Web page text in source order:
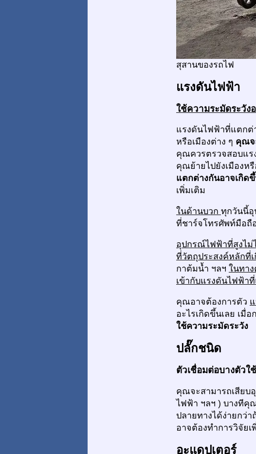
สุสานของรถไฟ
แรงดันไฟฟ้า
ใช้ความระมัดระวัง
แรงดันไฟฟ้าที่แตกต่
หรือเมืองต่าง ๆ คุณจ
คุณควรตรวจสอบแร
คุณย้ายไปยังเมืองห
แตกต่างกันอาจเกิด
เพิ่มเติม
ในด้านบวก ทุกวันนี้อุ
ที่ชาร์จโทรศัพท์มือถื
อุปกรณ์ไฟฟ้าที่สูงไม่
ที่วัตถุประสงค์หลักที่
กาต้มน้ำ ฯลฯ ในทา
เข้ากับแรงดันไฟฟ้า
คุณอาจต้องการตัว
อะไรเกิดขึ้นเลย เมื่
ใช้ความระมัดระวัง
ปลั๊กชนิด
ตัวเชื่อมต่อบางตัวใ
คุณจะสามารถเสียบ
ไฟฟ้า ฯลฯ ) บางทีคุ
ปลายทางได้ง่ายกว่
อาจต้องทำการวิจัย
อะแดปเตอร์